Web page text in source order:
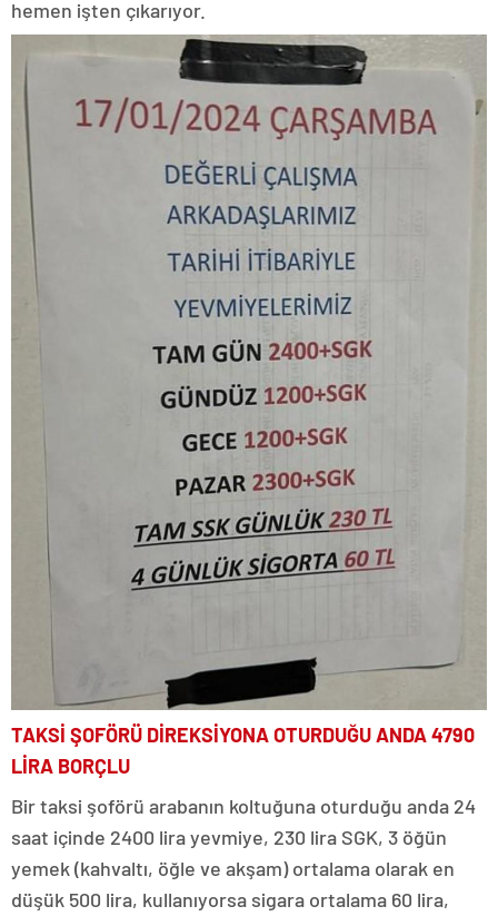
hemen işten çıkarıyor.
TAKSİ ŞOFÖRÜ DİREKSİYONA OTURDUĞU ANDA 4790
LİRA BORÇLU
Bir taksi şoförü arabanın koltuğuna oturduğu anda 24
saat içinde 2400 lira yevmiye, 230 lira SGK, 3 öğün
yemek (kahvaltı, öğle ve akşam) ortalama olarak en
düşük 500 lira, kullanıyorsa sigara ortalama 60 lira,